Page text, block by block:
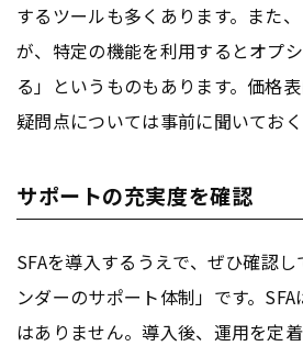
するツールも多くあります。また
が、特定の機能を利用するとオプ
る」というものもあります。価格表
疑問点については事前に聞いてお
サポートの充実度を確認
SFAを導入するうえで、ぜひ確認
ンダーのサポート体制」です。
はありません。導入後、運用を定